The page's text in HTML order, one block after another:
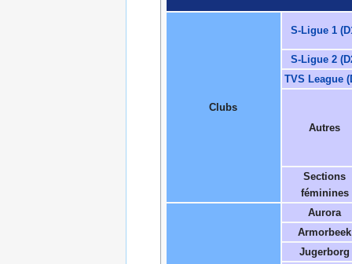
Clubs
S-Ligue 1
S-Ligue 2
TVS League
Autres
Sections
féminines
Aurora
Armorbeek
Jugerborg